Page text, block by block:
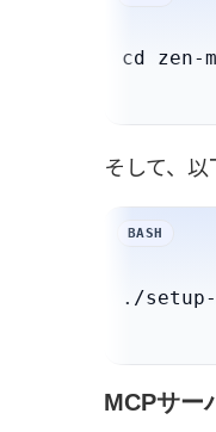
そして、
MCPサー